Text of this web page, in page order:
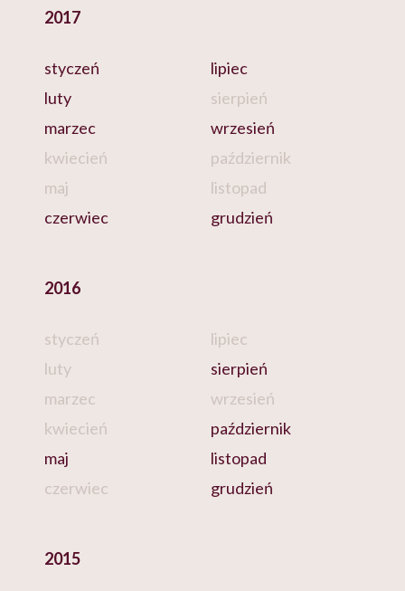
2017
styczeń
luty
marzec
kwiecień
maj
czerwiec
lipiec
sierpień
wrzesień
październik
listopad
grudzień
2016
styczeń
luty
marzec
kwiecień
maj
czerwiec
lipiec
sierpień
wrzesień
październik
listopad
grudzień
2015